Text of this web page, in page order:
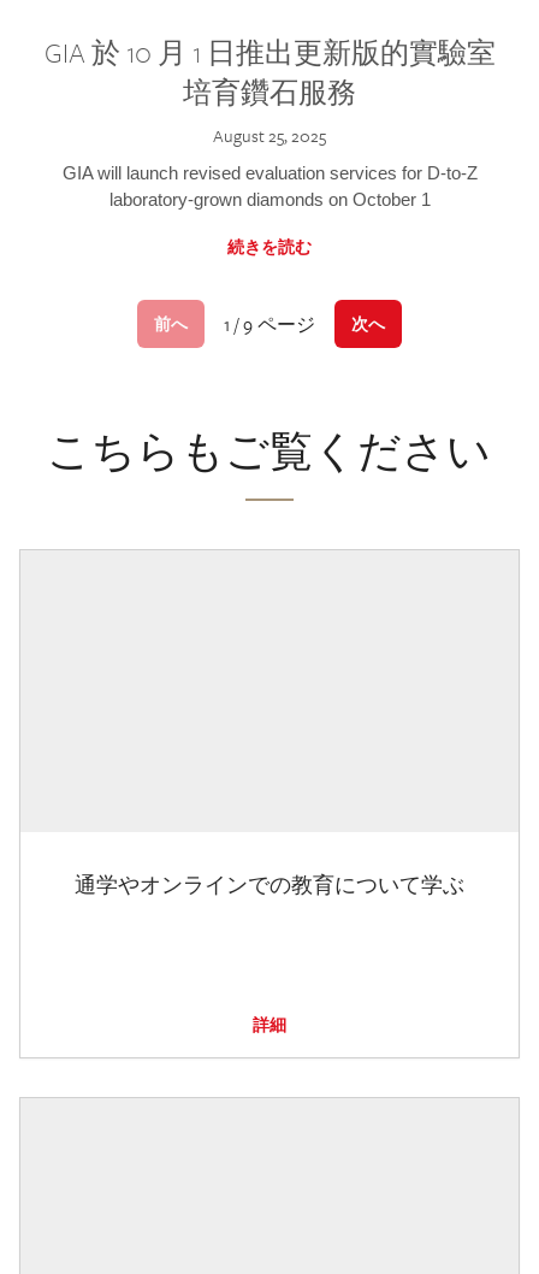
GIA 於 10 月 1 日推出更新版的實驗室
培育鑽石服務
August 25, 2025
GIA will launch revised evaluation services for D-to-Z
laboratory-grown diamonds on October 1
続きを読む
前へ 1 / 9 ページ 次へ
こちらもご覧ください
通学やオンラインでの教育について学ぶ
詳細